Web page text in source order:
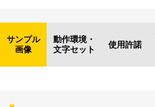
サンプル
画像
動作環境・
文字セット
使用許諾